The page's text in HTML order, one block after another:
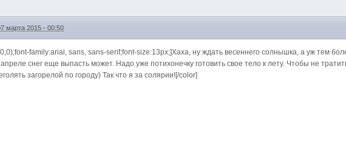
марта 2015 - 00:50
family:arial, sans, sans-serif;font-size:13px;]Хаха, ну ждать весеннего солнышка, а уж тем
апреле снег еще выпасть может. Надо уже потихонечку готовить свое тело к лету. Чтобы не
загорелой по городу) Так что я за солярии![/color]